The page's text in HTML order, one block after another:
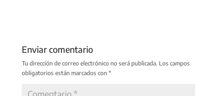
Enviar comentario
Tu dirección de correo electrónico no será publicada. Los campos
obligatorios están marcados con *